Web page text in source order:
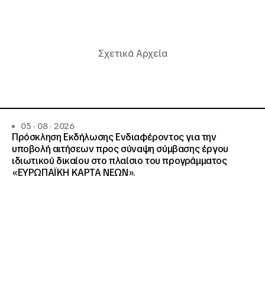
Σχετικά Αρχεία
05 · 08 · 2026
Πρόσκληση Εκδήλωσης Ενδιαφέροντος για την
υποβολή αιτήσεων προς σύναψη σύμβασης έργου
ιδιωτικού δικαίου στο πλαίσιο του προγράμματος
«ΕΥΡΩΠΑΪΚΗ ΚΑΡΤΑ ΝΕΩΝ».